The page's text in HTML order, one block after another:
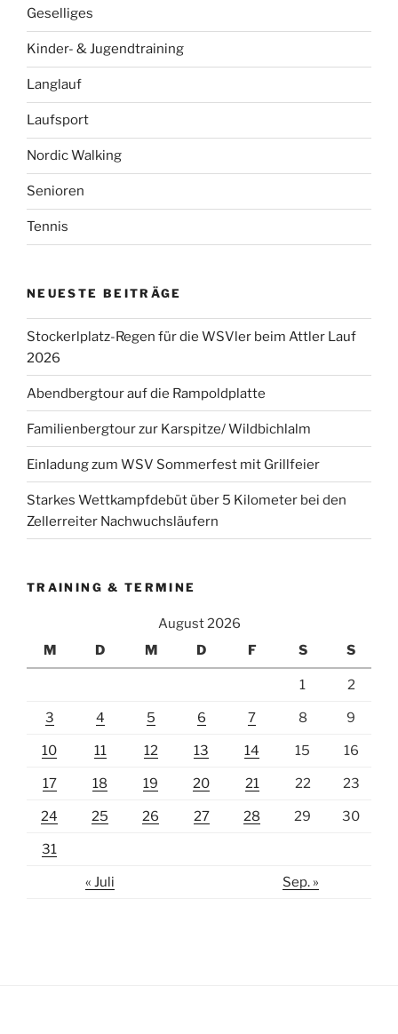
Geselliges
Kinder- & Jugendtraining
Langlauf
Laufsport
Nordic Walking
Senioren
Tennis
NEUESTE BEITRÄGE
Stockerlplatz-Regen für die WSVler beim Attler Lauf
2026
Abendbergtour auf die Rampoldplatte
Familienbergtour zur Karspitze/ Wildbichlalm
Einladung zum WSV Sommerfest mit Grillfeier
Starkes Wettkampfdebüt über 5 Kilometer bei den
Zellerreiter Nachwuchsläufern
TRAINING & TERMINE
August 2026
M
D M D F S S
1 2
3 4 5 6 7 8 9
10 11 12 13 14 15 16
17 18 19 20 21 22 23
24 25 26 27 28 29 30
31
« Juli Sep. »